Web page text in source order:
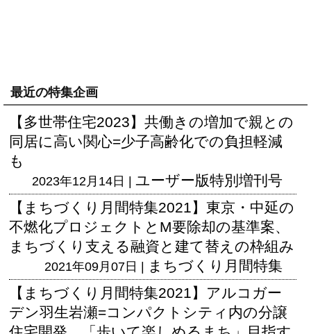
最近の特集企画
【多世帯住宅2023】共働きの増加で親との
同居に高い関心=少子高齢化での負担軽減
も
2023年12月14日 | ユーザー版特別増刊号
【まちづくり月間特集2021】東京・中延の
不燃化プロジェクトとM要除却の基準案、
まちづくり支える融資と建て替えの枠組み
2021年09月07日 | まちづくり月間特集
【まちづくり月間特集2021】アルコガー
デン羽生岩瀬=コンパクトシティ内の分譲